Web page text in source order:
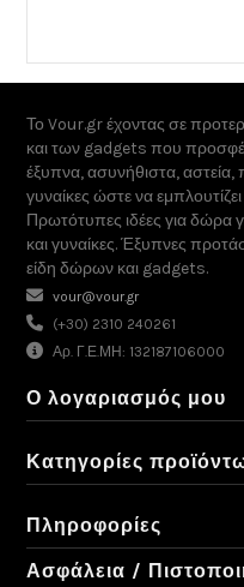
Το Vour.gr έχοντας σε
και των gadgets που
έξυπνα, ασυνήθιστα,
γυναίκες ώστε να
Πρωτότυπες ιδέες για δώρα
και γυναίκες. Έξυπνες
είδη δώρων και gadgets.
vour@vour.gr
(+30) 2310 240261
Αρ. Γ.Ε.ΜΗ: 132187106000
Ο λογαριασμός μου
Κατηγορίες
Πληροφορίες
Ασφάλεια /